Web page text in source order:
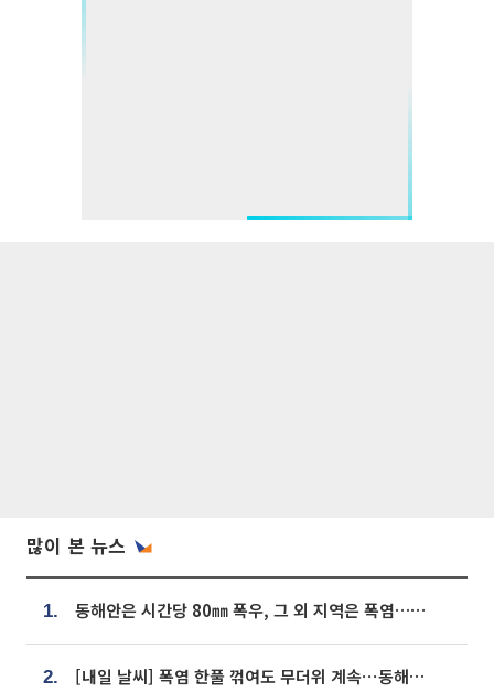
많이 본 뉴스
1. 동해안은 시간당 80㎜ 폭우, 그 외 지역은 폭염…‘극과 극 날씨’
2. [내일 날씨] 폭염 한풀 꺾여도 무더위 계속⋯동해안 이틀 연속 비